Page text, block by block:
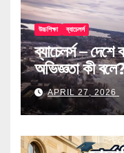
উচ্চশিক্ষা ব্যাচেলর্স
ব্যাচেলর্স –
অভিজ্ঞতা কী
APRIL 27, 2026